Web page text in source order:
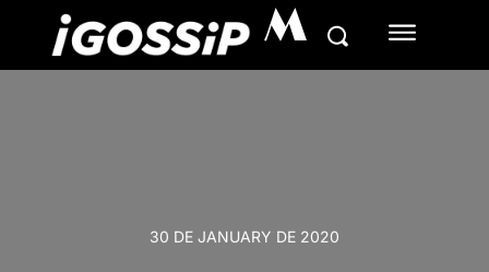
M
30 DE JANUARY DE 2020